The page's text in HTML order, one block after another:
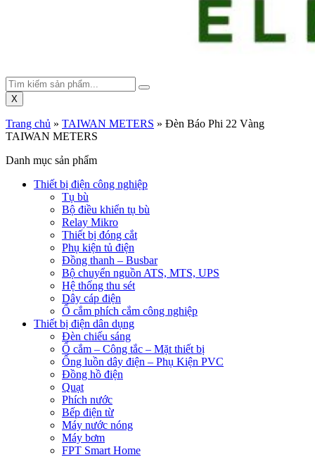
X
Trang chủ » TAIWAN METERS » Đèn Báo Phi 22 Vàng
TAIWAN METERS
Danh mục sản phẩm
Thiết bị điện công nghiệp
Tụ bù
Bộ điều khiển tụ bù
Relay Mikro
Thiết bị đóng cắt
Phụ kiện tủ điện
Đồng thanh – Busbar
Bộ chuyển nguồn ATS, MTS, UPS
Hệ thống thu sét
Dây cáp điện
Ổ cắm phích cắm công nghiệp
Thiết bị điện dân dụng
Đèn chiếu sáng
Ổ cắm – Công tắc – Mặt thiết bị
Ống luồn dây điện – Phụ Kiện PVC
Đồng hồ điện
Quạt
Phích nước
Bếp điện từ
Máy nước nóng
Máy bơm
FPT Smart Home